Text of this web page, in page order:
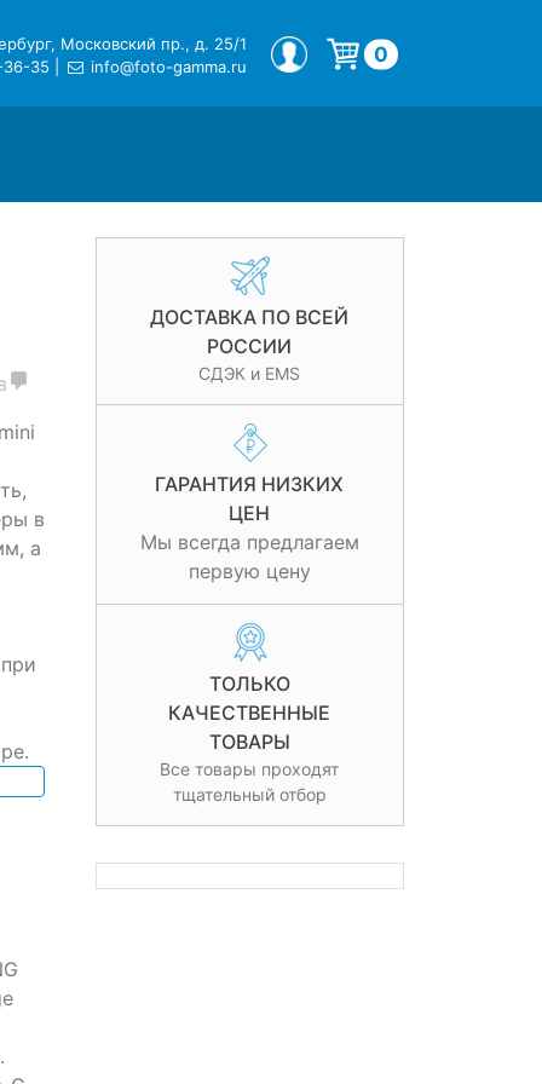
Московский пр., д. 25/1
36-35
info@foto-gamma.ru
МОЙ ПРОФИЛЬ 0
ДОСТАВКА ПО ВСЕЙ
РОССИИ
СДЭК и EMS
ГАРАНТИЯ НИЗКИХ
ЦЕН
Мы всегда предлагаем
первую цену
ТОЛЬКО
КАЧЕСТВЕННЫЕ
ТОВАРЫ
Все товары проходят
тщательный отбор
в
а